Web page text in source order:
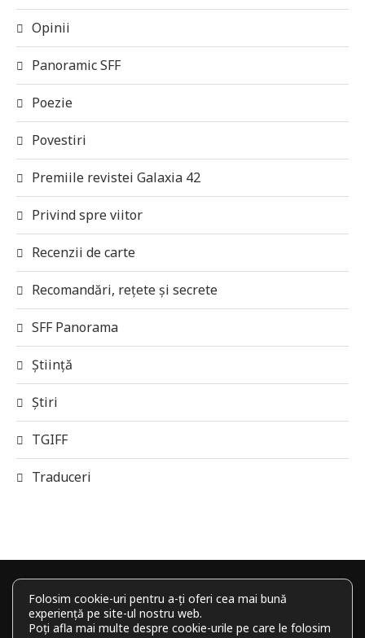
Opinii
Panoramic SFF
Poezie
Povestiri
Premiile revistei Galaxia 42
Privind spre viitor
Recenzii de carte
Recomandări, rețete și secrete
SFF Panorama
Știință
Știri
TGIFF
Traduceri
Folosim cookie-uri pentru a-ți oferi cea mai bună
experiență pe site-ul nostru web.
Poți afla mai multe despre cookie-urile pe care le folosim